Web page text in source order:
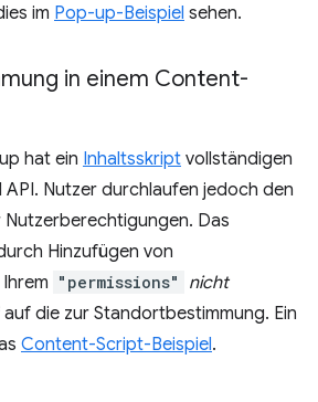
im Pop-up-Beispiel sehen.
in einem Content-
hat ein Inhaltsskript vollständigen
Nutzer durchlaufen jedoch den
Das
Hinzufügen von
Ihrem "permissions"
nicht
die zur Standortbestimmung. Ein
Content-Script-Beispiel.